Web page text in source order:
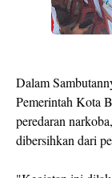
Dalam
Pemerintah Kota
peredaran
dibersihkan dari